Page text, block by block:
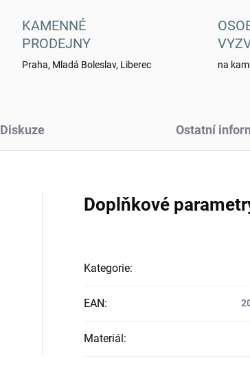
KAMENNÉ
PRODEJNY
Praha, Mladá Boleslav, Liberec na
Diskuze Ostatní
Doplňkové
Kategorie:
EAN:
Materiál: